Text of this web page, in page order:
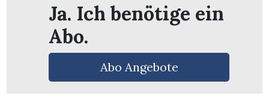
Ja. Ich benötige ein
Abo.
Abo Angebote